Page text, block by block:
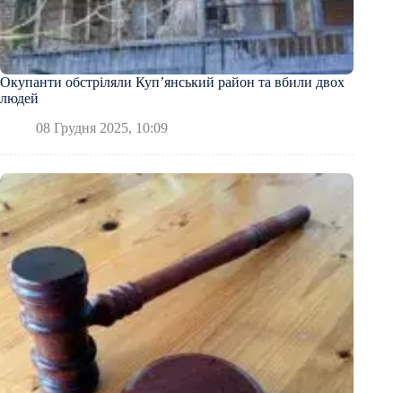
Окупанти обстріляли Купʼянський район та вбили двох
людей
08 Грудня 2025, 10:09